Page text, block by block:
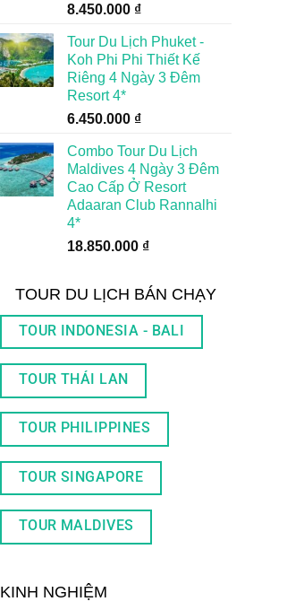
8.450.000 ₫
Tour Du Lịch Phuket -
Koh Phi Phi Thiết Kế
Riêng 4 Ngày 3 Đêm
Resort 4*
6.450.000 ₫
Combo Tour Du Lịch
Maldives 4 Ngày 3 Đêm
Cao Cấp Ở Resort
Adaaran Club Rannalhi
4*
18.850.000 ₫
TOUR DU LỊCH BÁN CHẠY
TOUR INDONESIA - BALI
TOUR THÁI LAN
TOUR PHILIPPINES
TOUR SINGAPORE
TOUR MALDIVES
KINH NGHIỆM